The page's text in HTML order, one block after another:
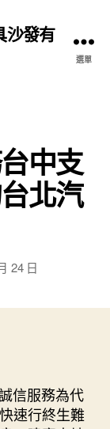
沙發有
選單
中支
北汽
24 日
信服務為代
速行終生難